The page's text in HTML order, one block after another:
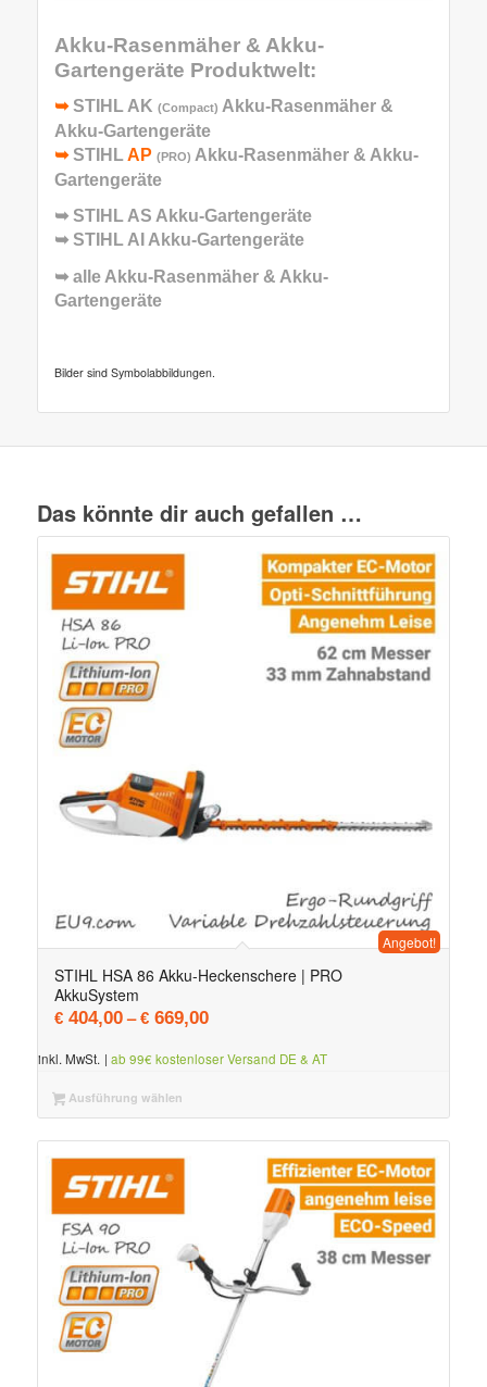
Akku-Rasenmäher & Akku-
Gartengeräte Produktwelt:
➥ STIHL AK (Compact) Akku-Rasenmäher &
Akku-Gartengeräte
➥ STIHLAP (PRO) Akku-Rasenmäher & Akku-
Gartengeräte
➥ STIHL AS Akku-Gartengeräte
➥ STIHL AI Akku-Gartengeräte
➥ alle Akku-Rasenmäher & Akku-
Gartengeräte
Bilder sind Symbolabbildungen.
Das könnte dir auch gefallen …
STIHL HSA 86 Akku-Heckenschere | PRO
AkkuSystem
€404,00–€669,00
Angebot!
inkl. MwSt. | ab 99€ kostenloser Versand DE & AT
Ausführung wählen